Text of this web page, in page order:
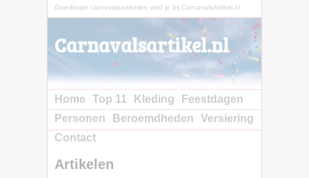
Goedkope carnavalsartikelen vind je bij CarnavalsArtikel.nl
Carnavalsartikel.nl
Home Top 11 Kleding
Feestdagen
Personen
Beroemdheden
Versiering
Contact
Artikelen